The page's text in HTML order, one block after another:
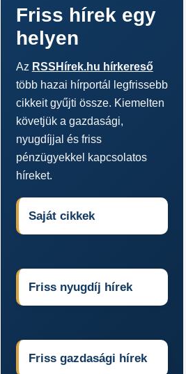
Friss hírek egy
helyen
Az RSSHírek.hu hírkereső
több hazai hírportál legfrissebb
cikkeit gyűjti össze. Kiemelten
követjük a gazdasági,
nyugdíjjal és friss
pénzügyekkel kapcsolatos
híreket.
Saját cikkek
Friss nyugdíj hírek
Friss gazdasági hírek